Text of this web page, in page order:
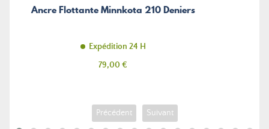
Ancre Flottante Minnkota 210 Deniers
Expédition 24 H
Prix
79,00 €
Précédent Suivant